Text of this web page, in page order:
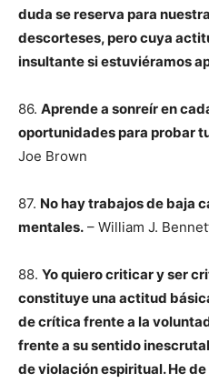
duda se reserva para
descorteses, pero cuya
insultante si estuviéramos
86. Aprende a sonreír en
oportunidades para probar
Joe Brown
87. No hay trabajos de baja
mentales. – William J.
88. Yo quiero criticar y ser
constituye una actitud
de crítica frente a la
frente a su sentido
de violación espiritual. He